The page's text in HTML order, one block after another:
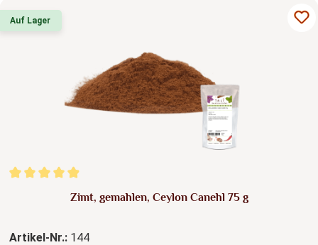
Auf Lager
Durchschnittliche Bewertung von 4.96 von 5 Sternen
Zimt, gemahlen, Ceylon Canehl 75 g
Artikel-Nr.: 144